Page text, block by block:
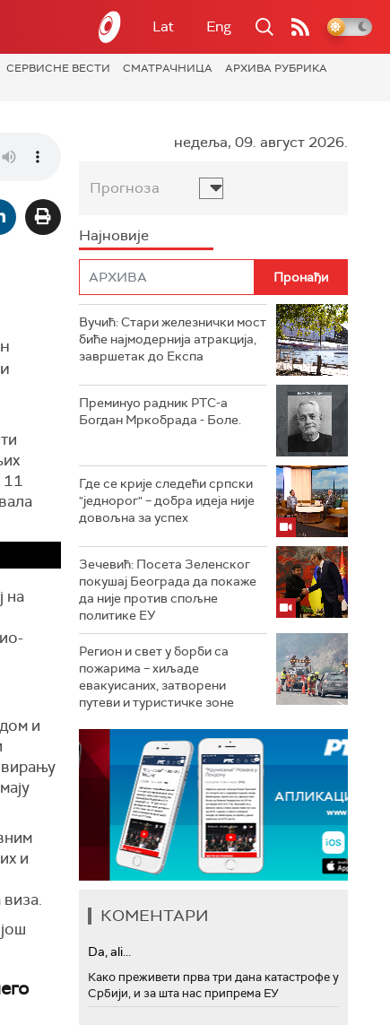
Lat Eng
СЕРВИСНЕ ВЕСТИ СМАТРАЧНИЦА
АРХИВА РУБРИКА
11
на
и
и
виза.
недеља, 09. август 2026.
Прогноза
Најновије
Вучић: Стари железнички мост
биће најмодернија атракција,
завршетак до Експа
Преминуо радник РТС-а
Богдан Мркобрада - Боле.
Где се крије следећи српски
"једнорог" – добра идеја није
довољна за успех
Зечевић: Посета Зеленског
покушај Београда да покаже
да није против спољне
политике ЕУ
Регион и свет у борби са
пожарима – хиљаде
евакуисаних, затворени
путеви и туристичке зоне
КОМЕНТАРИ
Da, ali...
Како преживети прва три дана катастрофе у
Србији, и за шта нас припрема ЕУ